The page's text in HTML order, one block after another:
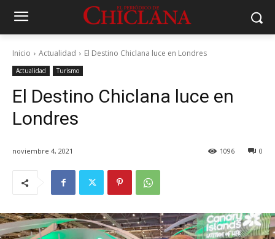
Inicio Actualidad El Destino Chiclana luce en Londres
Actualidad Turismo
El Destino Chiclana luce en
Londres
noviembre 4, 2021 0
1096